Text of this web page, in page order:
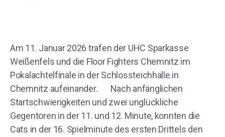
Am 11. Januar 2026 trafen der UHC Sparkasse
Weißenfels und die Floor Fighters Chemnitz im
Pokalachtelfinale in der Schlossteichhalle in
Chemnitz aufeinander. Nach anfänglichen
Startschwierigkeiten und zwei unglückliche
Gegentoren in der 11. und 12. Minute, konnten die
Cats in der 16. Spielminute des ersten Drittels den